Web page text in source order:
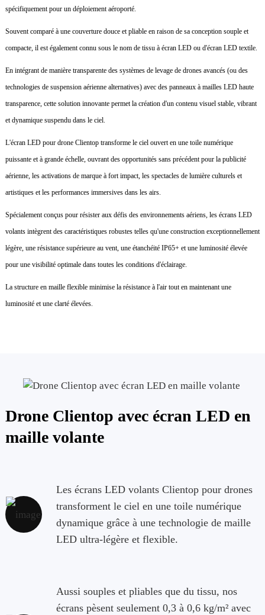
spécifiquement pour un déploiement aéroporté.
Souvent comparé à une couverture douce et pliable en raison de sa conception souple et
compacte, il est également connu sous le nom de tissu à écran LED ou d'écran LED textile.
En intégrant de manière transparente des systèmes de levage de drones avancés (ou des
technologies de suspension aérienne alternatives) avec des panneaux à mailles LED haute
transparence, cette solution innovante permet la création d'un contenu visuel stable, vibrant
et dynamique suspendu dans le ciel.
L'écran LED pour drone Clientop transforme le ciel ouvert en une toile numérique
puissante et à grande échelle, ouvrant des opportunités sans précédent pour la publicité
aérienne, les activations de marque à fort impact, les spectacles de lumière culturels et
artistiques et les performances immersives dans les airs.
Spécialement conçus pour résister aux défis des environnements aériens, les écrans LED
volants intègrent des caractéristiques robustes telles qu'une construction exceptionnellement
légère, une résistance supérieure au vent, une étanchéité IP65+ et une luminosité élevée
pour une visibilité optimale dans toutes les conditions d'éclairage.
La structure en maille flexible minimise la résistance à l'air tout en maintenant une
luminosité et une clarté élevées.
Drone Clientop avec écran LED en
maille volante
Les écrans LED volants Clientop pour drones
transforment le ciel en une toile numérique
dynamique grâce à une technologie de maille
LED ultra-légère et flexible.
Aussi souples et pliables que du tissu, nos
écrans pèsent seulement 0,3 à 0,6 kg/m² avec